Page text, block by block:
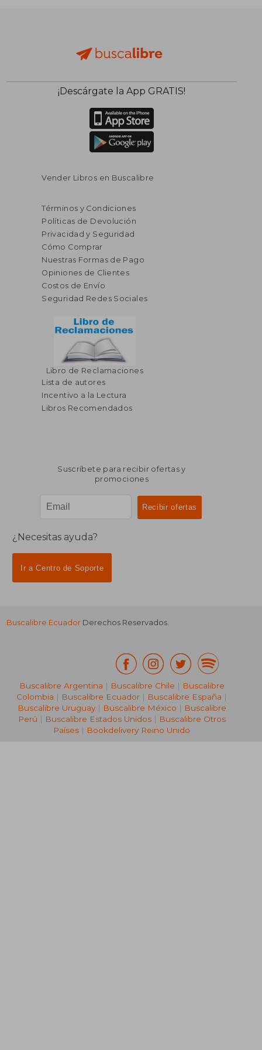
$ 256.63 45%
45%
dcto.
¡Descárgate la App GRATIS!
Vender Libros en Buscalibre
Términos y Condiciones
Políticas de Devolución
Privacidad y Seguridad
Cómo Comprar
Nuestras Formas de Pago
Opiniones de Clientes
Costos de Envío
Seguridad Redes Sociales
Libro de Reclamaciones
Lista de autores
Incentivo a la Lectura
Libros Recomendados
Suscríbete para recibir ofertas y
promociones
¿Necesitas ayuda?
Ir a Centro de Soporte
Buscalibre Ecuador Derechos Reservados.
Buscalibre Argentina | Buscalibre Chile | Buscalibre
Colombia | Buscalibre Ecuador | Buscalibre España |
Buscalibre Uruguay| Buscalibre México | Buscalibre
Perú | Buscalibre Estados Unidos| Buscalibre Otros
Países | Bookdelivery Reino Unido